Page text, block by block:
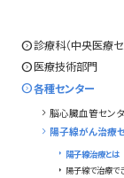
expand_circle_right診療科（中央医療セ
expand_circle_right医療技術部門
expand_circle_right各種センター
chevron_right 脳心臓血管セン
chevron_right 陽子線がん治療
arrow_right 陽子線治療とは
arrow_right 陽子線で治療で